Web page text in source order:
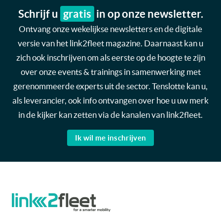
Schrijf u gratis in op onze newsletter.
Ontvang onze wekelijkse newsletters en de digitale
versie van het link2fleet magazine. Daarnaast kan u
zich ook inschrijven om als eerste op de hoogte te zijn
over onze events & trainings in samenwerking met
gerenommeerde experts uit de sector. Tenslotte kan u,
als leverancier, ook info ontvangen over hoe u uw merk
in de kijker kan zetten via de kanalen van link2fleet.
Ik wil me inschrijven